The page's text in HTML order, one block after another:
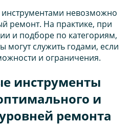
невозможно
ремонт. На практике, при
и подборе по категориям,
могут служить годами, если
и ограничения.
инструменты
и
ремонта